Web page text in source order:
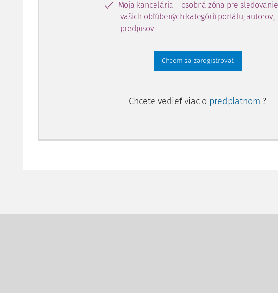
Moja kancelária – osobná zóna pre sledovanie
vašich obľúbených kategórií portálu, autorov,
predpisov
Chcem sa zaregistrovať
Chcete vedieť viac o predplatnom ?